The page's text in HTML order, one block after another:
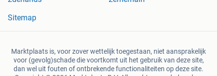
Sitemap
Marktplaats is, voor zover wettelijk toegestaan, niet aansprakelijk
voor (gevolg)schade die voortkomt uit het gebruik van deze site,
dan wel uit fouten of ontbrekende functionaliteiten op deze site.